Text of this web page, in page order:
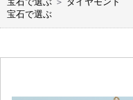
宝石で選ぶ